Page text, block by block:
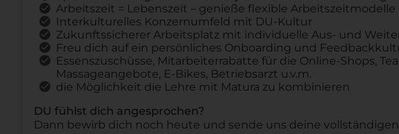
Arbeitszeit = Lebenszeit – genieße flexible Arbeitszeitmodelle
Interkulturelles Konzernumfeld mit DU-Kultur
Zukunftssicherer Arbeitsplatz mit individuelle Aus- und
Freu dich auf ein persönliches Onboarding und
Essenszuschüsse, Mitarbeiterrabatte für die Online-Shops,
Massageangebote, E-Bikes, Betriebsarzt u.v.m.
die Möglichkeit die Lehre mit Matura zu kombinieren
DU fühlst dich angesprochen?
Dann bewirb dich noch heute und sende uns deine